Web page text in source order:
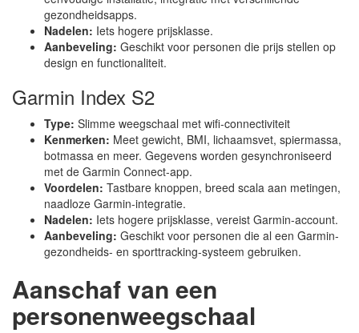
gezondheidsapps.
Nadelen: Iets hogere prijsklasse.
Aanbeveling: Geschikt voor personen die prijs stellen op
design en functionaliteit.
Garmin Index S2
Type: Slimme weegschaal met wifi-connectiviteit
Kenmerken: Meet gewicht, BMI, lichaamsvet, spiermassa,
botmassa en meer. Gegevens worden gesynchroniseerd
met de Garmin Connect-app.
Voordelen: Tastbare knoppen, breed scala aan metingen,
naadloze Garmin-integratie.
Nadelen: Iets hogere prijsklasse, vereist Garmin-account.
Aanbeveling: Geschikt voor personen die al een Garmin-
gezondheids- en sporttracking-systeem gebruiken.
Aanschaf van een
personenweegschaal